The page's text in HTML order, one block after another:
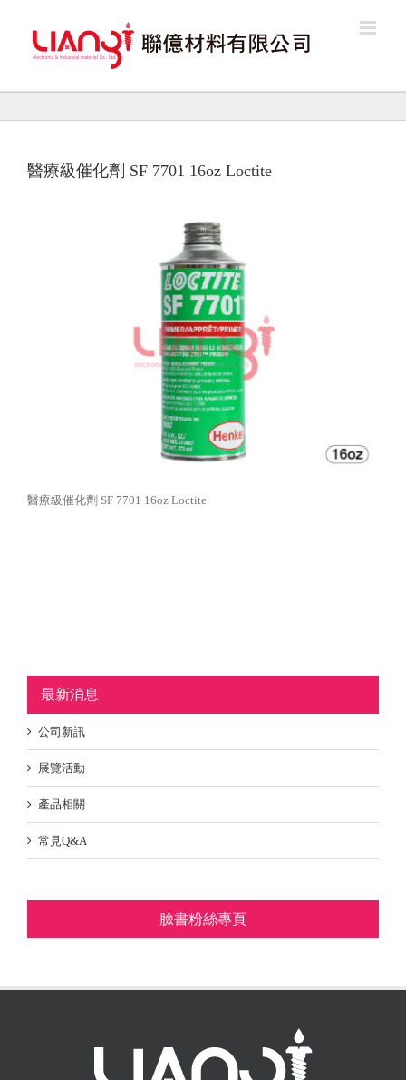
content
醫療級催化劑 SF 7701 16oz Loctite
醫療級催化劑 SF 7701 16oz Loctite
最新消息
公司新訊
展覽活動
產品相關
常見Q&A
臉書粉絲專頁